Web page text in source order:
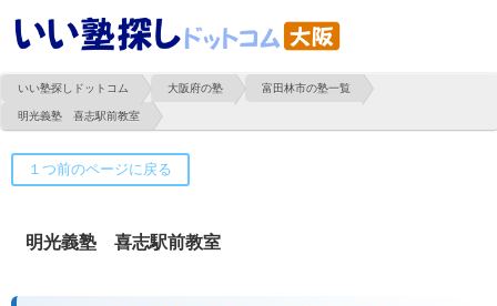
いい塾探しドットコム 大阪府の塾
富田林市の塾一覧
明光義塾 喜志駅前教室
明光義塾 喜志駅前教室